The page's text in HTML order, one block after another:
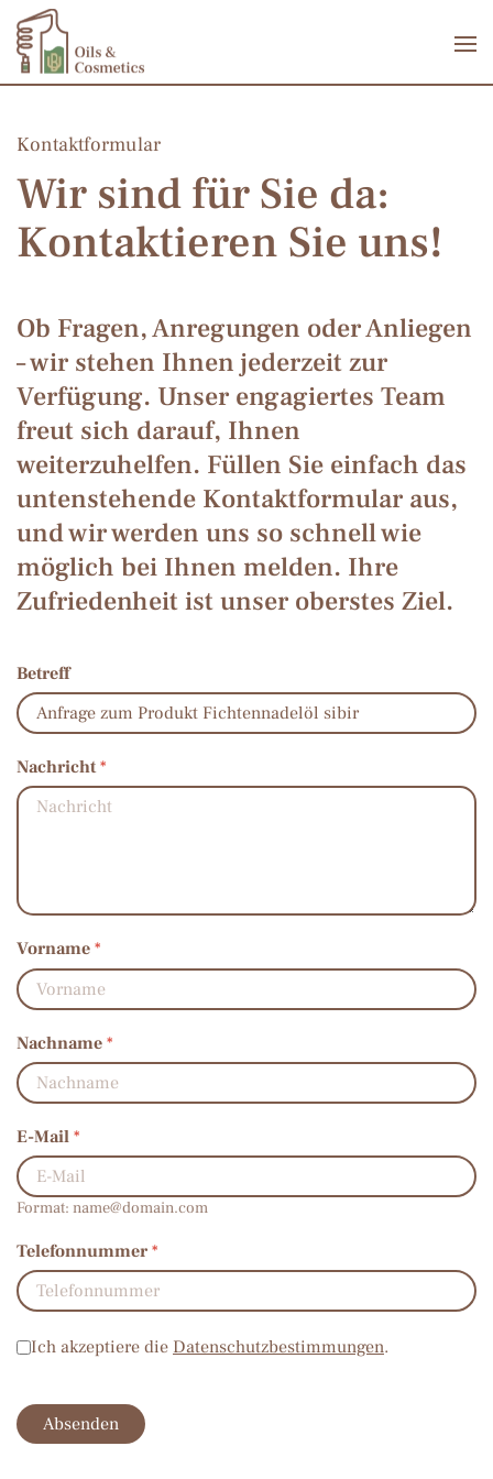
Zum Hauptinhalt springen
Kontaktformular
Wir sind für Sie da:
Kontaktieren Sie uns!
Ob Fragen, Anregungen oder Anliegen
– wir stehen Ihnen jederzeit zur
Verfügung. Unser engagiertes Team
freut sich darauf, Ihnen
weiterzuhelfen. Füllen Sie einfach das
untenstehende Kontaktformular aus,
und wir werden uns so schnell wie
möglich bei Ihnen melden. Ihre
Zufriedenheit ist unser oberstes Ziel.
Betreff
Nachricht*
Vorname *
Nachname *
E-Mail *
Format: name@domain.com
Telefonnummer *
Datenschutz*
Ich akzeptiere die Datenschutzbestimmungen.
Absenden